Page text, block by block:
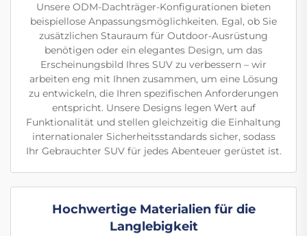
Unsere ODM-Dachträger-Konfigurationen bieten
beispiellose Anpassungsmöglichkeiten. Egal, ob Sie
zusätzlichen Stauraum für Outdoor-Ausrüstung
benötigen oder ein elegantes Design, um das
Erscheinungsbild Ihres SUV zu verbessern – wir
arbeiten eng mit Ihnen zusammen, um eine Lösung
zu entwickeln, die Ihren spezifischen Anforderungen
entspricht. Unsere Designs legen Wert auf
Funktionalität und stellen gleichzeitig die Einhaltung
internationaler Sicherheitsstandards sicher, sodass
Ihr Gebrauchter SUV für jedes Abenteuer gerüstet ist.
Hochwertige Materialien für die
Langlebigkeit